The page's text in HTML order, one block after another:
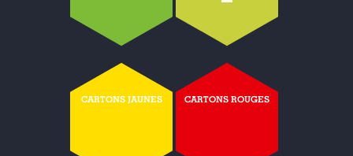
CARTONS JAUNES CARTONS ROUGES